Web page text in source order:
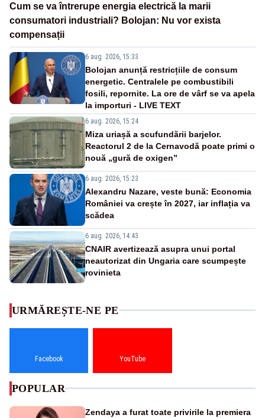
Cum se va întrerupe energia electrică la marii
consumatori industriali? Bolojan: Nu vor exista
compensații
6 aug. 2026, 15:33
Bolojan anunță restricțiile de consum
energetic. Centralele pe combustibili
fosili, repornite. La ore de vârf se va apela
la importuri - LIVE TEXT
6 aug. 2026, 15:24
Miza uriașă a scufundării barjelor.
Reactorul 2 de la Cernavodă poate primi o
nouă „gură de oxigen”
6 aug. 2026, 15:23
Alexandru Nazare, veste bună: Economia
României va crește în 2027, iar inflația va
scădea
6 aug. 2026, 14:43
CNAIR avertizează asupra unui portal
neautorizat din Ungaria care scumpește
rovinieta
URMĂREȘTE-NE PE
Facebook YouTube
POPULAR
Zendaya a furat toate privirile la premiera